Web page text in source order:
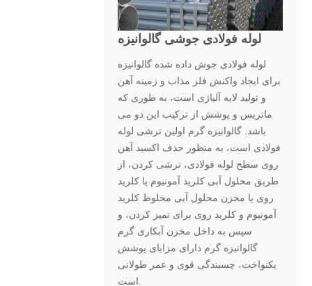
لوله فولادی جوشی گالوانیزه
لوله فولادی جوش داده شده گالوانیزه
برای ایجاد واکنش فلز مذاب و زمینه آهن
و تولید لایه آلیاژی است، به طوری که
ماتریس و پوشش از ترکیب این دو می
باشد. گالوانیزه گرم اولین ترشی لوله
فولادی است، به منظور حذف اکسید آهن
روی سطح لوله فولادی، ترشی کردن، از
طریق محلول آبی کلرید آمونیوم یا کلرید
روی یا مخزن محلول آبی مخلوط کلرید
آمونیوم و کلرید روی برای تمیز کردن، و
سپس به داخل مخزن آبکاری گرم
گالوانیزه گرم دارای مزایای پوشش
یکنواخت، چسبندگی قوی و عمر طولانی